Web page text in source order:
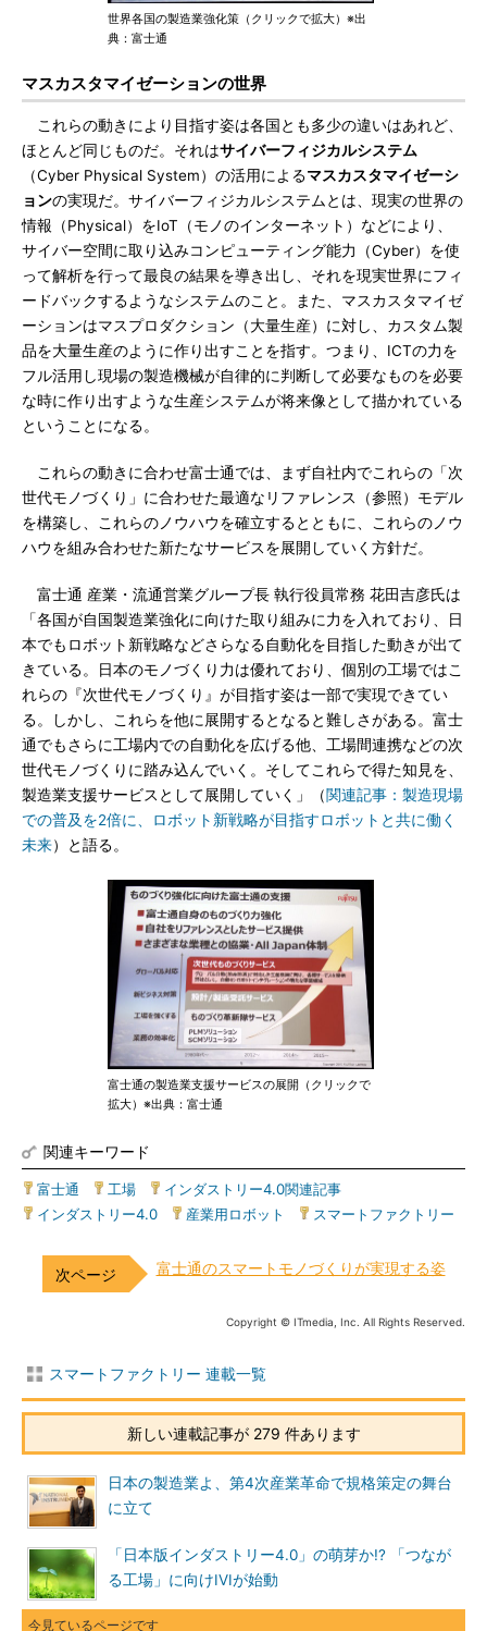
世界各国の製造業強化策（クリックで拡大）※出
典：富士通
マスカスタマイゼーションの世界
これらの動きにより目指す姿は各国とも多少の違いはあれど、
ほとんど同じものだ。それはサイバーフィジカルシステム
（Cyber Physical System）の活用によるマスカスタマイゼーシ
ョンの実現だ。サイバーフィジカルシステムとは、現実の世界の
情報（Physical）をIoT（モノのインターネット）などにより、
サイバー空間に取り込みコンピューティング能力（Cyber）を使
って解析を行って最良の結果を導き出し、それを現実世界にフィ
ードバックするようなシステムのこと。また、マスカスタマイゼ
ーションはマスプロダクション（大量生産）に対し、カスタム製
品を大量生産のように作り出すことを指す。つまり、ICTの力を
フル活用し現場の製造機械が自律的に判断して必要なものを必要
な時に作り出すような生産システムが将来像として描かれている
ということになる。
これらの動きに合わせ富士通では、まず自社内でこれらの「次
世代モノづくり」に合わせた最適なリファレンス（参照）モデル
を構築し、これらのノウハウを確立するとともに、これらのノウ
ハウを組み合わせた新たなサービスを展開していく方針だ。
富士通 産業・流通営業グループ長 執行役員常務 花田吉彦氏は
「各国が自国製造業強化に向けた取り組みに力を入れており、日
本でもロボット新戦略などさらなる自動化を目指した動きが出て
きている。日本のモノづくり力は優れており、個別の工場ではこ
れらの『次世代モノづくり』が目指す姿は一部で実現できてい
る。しかし、これらを他に展開するとなると難しさがある。富士
通でもさらに工場内での自動化を広げる他、工場間連携などの次
世代モノづくりに踏み込んでいく。そしてこれらで得た知見を、
製造業支援サービスとして展開していく」（関連記事：製造現場
での普及を2倍に、ロボット新戦略が目指すロボットと共に働く
未来）と語る。
富士通の製造業支援サービスの展開（クリックで
拡大）※出典：富士通
関連キーワード
富士通 工場 インダストリー4.0関連記事
インダストリー4.0
産業用ロボット スマートファクトリー
富士通のスマートモノづくりが実現する姿
Copyright © ITmedia, Inc. All Rights Reserved.
スマートファクトリー 連載一覧
新しい連載記事が 279 件あります
日本の製造業よ、第4次産業革命で規格策定の舞台
に立て
「日本版インダストリー4.0」の萌芽か!? 「つなが
る工場」に向けIVIが始動